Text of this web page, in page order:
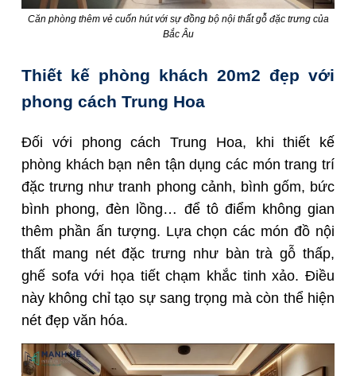
Căn phòng thêm vẻ cuốn hút với sự đồng bộ nội thất gỗ đặc trưng của
Bắc Âu
Thiết kế phòng khách 20m2 đẹp với
phong cách Trung Hoa
Đối với phong cách Trung Hoa, khi thiết kế
phòng khách bạn nên tận dụng các món trang trí
đặc trưng như tranh phong cảnh, bình gốm, bức
bình phong, đèn lồng… để tô điểm không gian
thêm phần ấn tượng. Lựa chọn các món đồ nội
thất mang nét đặc trưng như bàn trà gỗ thấp,
ghế sofa với họa tiết chạm khắc tinh xảo. Điều
này không chỉ tạo sự sang trọng mà còn thể hiện
nét đẹp văn hóa.